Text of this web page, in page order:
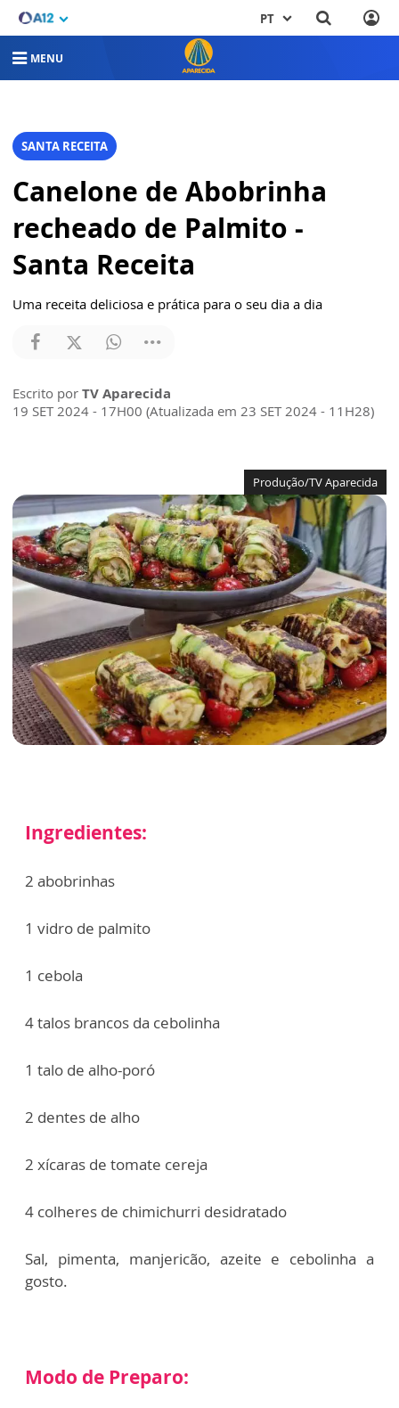
PT
MENU
SANTA RECEITA
Canelone de Abobrinha
recheado de Palmito -
Santa Receita
Uma receita deliciosa e prática para o seu dia a dia
Escrito por TV Aparecida
19 SET 2024 - 17H00 (Atualizada em 23 SET 2024 - 11H28)
Produção/TV Aparecida
Ingredientes:
2 abobrinhas
1 vidro de palmito
1 cebola
4 talos brancos da cebolinha
1 talo de alho-poró
2 dentes de alho
2 xícaras de tomate cereja
4 colheres de chimichurri desidratado
Sal, pimenta, manjericão, azeite e cebolinha a
gosto.
Modo de Preparo: